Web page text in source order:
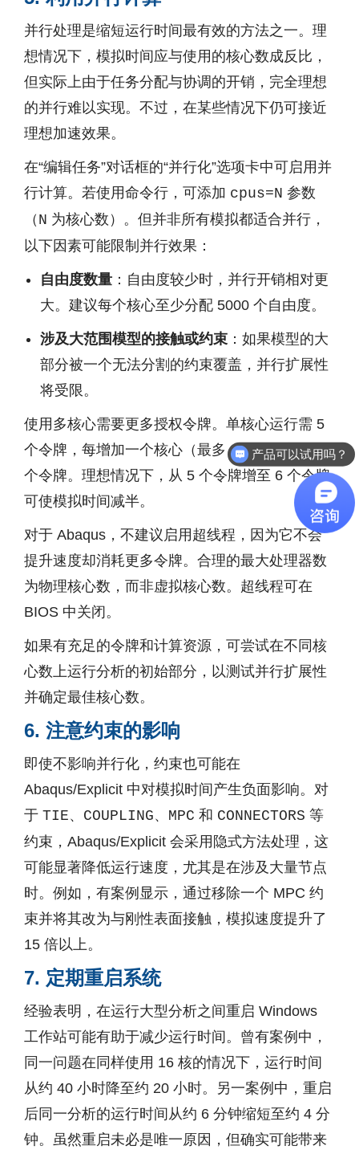
并行处理是缩短运行时间最有效的方法之一。理
想情况下，模拟时间应与使用的核心数成反比，
但实际上由于任务分配与协调的开销，完全理想
的并行难以实现。不过，在某些情况下仍可接近
理想加速效果。
在“编辑任务”对话框的“并行化”选项卡中可启用并
行计算。若使用命令行，可添加 cpus=N 参数
（ N 为核心数）。但并非所有模拟都适合并行，
以下因素可能限制并行效果：
自由度数量 ：自由度较少时，并行开销相对更
大。建议每个核心至少分配 5000 个自由度。
涉及大范围模型的接触或约束 ：如果模型的大
部分被一个无法分割的约束覆盖，并行扩展性
将受限。
使用多核心需要更多授权令牌。单核心运行需 5
个令牌，每增加一个核心（最多 8 核）需额外一
个令牌。理想情况下，从 5 个令牌增至 6 个令牌
可使模拟时间减半。
对于 Abaqus，不建议启用超线程，因为它不会
提升速度却消耗更多令牌。合理的最大处理器数
为物理核心数，而非虚拟核心数。超线程可在
BIOS 中关闭。
如果有充足的令牌和计算资源，可尝试在不同核
心数上运行分析的初始部分，以测试并行扩展性
并确定最佳核心数。
6. 注意约束的影响
即使不影响并行化，约束也可能在
Abaqus/Explicit 中对模拟时间产生负面影响。对
于 TIE、 COUPLING、 MPC 和 CONNECTORS 等
约束，Abaqus/Explicit 会采用隐式方法处理，这
可能显著降低运行速度，尤其是在涉及大量节点
时。例如，有案例显示，通过移除一个 MPC 约
束并将其改为与刚性表面接触，模拟速度提升了
15 倍以上。
7. 定期重启系统
经验表明，在运行大型分析之间重启 Windows
工作站可能有助于减少运行时间。曾有案例中，
同一问题在同样使用 16 核的情况下，运行时间
从约 40 小时降至约 20 小时。另一案例中，重启
后同一分析的运行时间从约 6 分钟缩短至约 4 分
钟。虽然重启未必是唯一原因，但确实可能带来
产品可以试用吗？